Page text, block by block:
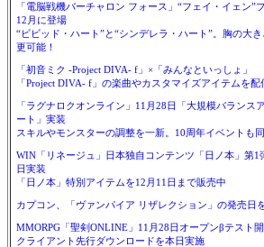
「電脳戦機バーチャロン フォース」“フェイ・イェン”
12月に登場
“ビビッド・ハート”と“シンデレラ・ハート”。胸の大
更可能！
「初音ミク -Project DIVA- f」×「みんなといっしょ」
「Project DIVA- f」の楽曲やカスタマイズアイテムを配
「ラグナロクオンライン」11月28日「大規模バランス
ート」実装
スキルやモンスターの調整を一新。10周年イベントも
WIN「リネージュ」日本独自コンテンツ「日ノ本」第1
日実装
「日ノ本」特別アイテムを12月11日まで販売中
カプコン、「ヴァンパイア リザレクション」の発売日
MMORPG「聖剣ONLINE」11月28日オープンβテスト
クライアント先行ダウンロードを本日実施